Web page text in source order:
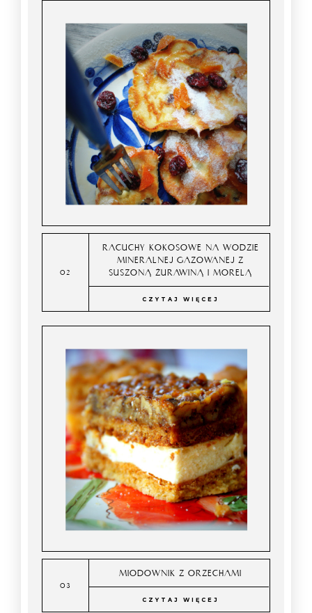
RACUCHY KOKOSOWE NA WODZIE
MINERALNEJ GAZOWANEJ Z
SUSZONĄ ŻURAWINĄ I MORELĄ
CZYTAJ WIĘCEJ
MIODOWNIK Z ORZECHAMI
CZYTAJ WIĘCEJ